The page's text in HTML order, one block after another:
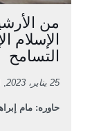
من
الإسلام
التسامح
25 يناير، 2023 , العدد
حاوره: مام